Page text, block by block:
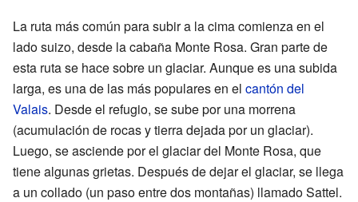
La ruta más común para subir a la cima comienza en el
lado suizo, desde la cabaña Monte Rosa. Gran parte de
esta ruta se hace sobre un glaciar. Aunque es una subida
larga, es una de las más populares en el cantón del
Valais. Desde el refugio, se sube por una morrena
(acumulación de rocas y tierra dejada por un glaciar).
Luego, se asciende por el glaciar del Monte Rosa, que
tiene algunas grietas. Después de dejar el glaciar, se llega
a un collado (un paso entre dos montañas) llamado Sattel.